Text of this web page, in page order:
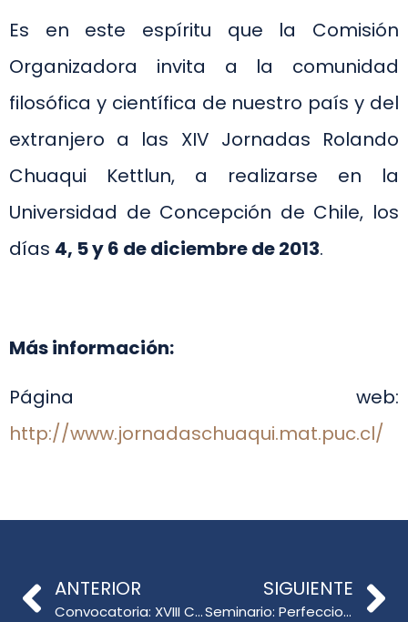
Es en este espíritu que la Comisión
Organizadora invita a la comunidad
filosófica y científica de nuestro país y del
extranjero a las XIV Jornadas Rolando
Chuaqui Kettlun, a realizarse en la
Universidad de Concepción de Chile, los
días 4, 5 y 6 de diciembre de 2013.
Más información:
Página web:
http://www.jornadaschuaqui.mat.puc.cl/
ANTERIOR
Convocatoria: XVIII Concurso Nacional de Proyectos
SIGUIENTE
Seminario: Perfeccionamiento Docente Basado en Ciencia y Experiencia Probada